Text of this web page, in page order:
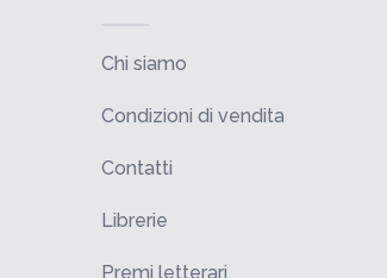
Chi siamo
Condizioni di vendita
Contatti
Librerie
Premi letterari